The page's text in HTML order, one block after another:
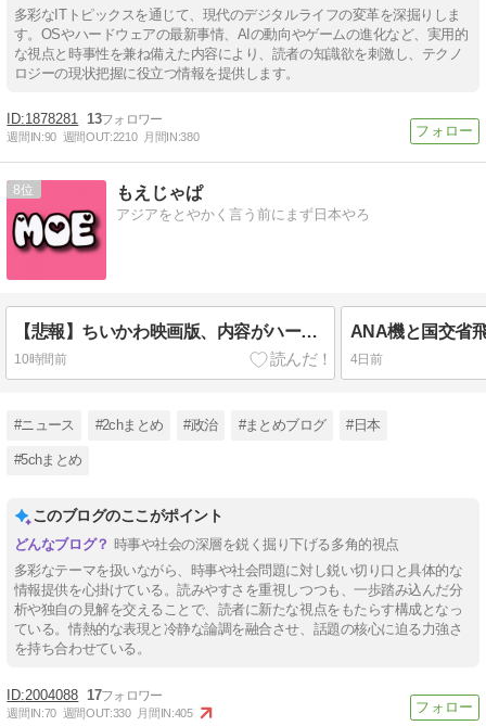
多彩なITトピックスを通じて、現代のデジタルライフの変革を深掘りしま
す。OSやハードウェアの最新事情、AIの動向やゲームの進化など、実用的
な視点と時事性を兼ね備えた内容により、読者の知識欲を刺激し、テクノ
ロジーの現状把握に役立つ情報を提供します。
1878281 13
週間IN:90 週間OUT:2210 月間IN:380
8 もえじゃぱ
アジアをとやかく言う前にまず日本やろ
【悲報】ちいかわ映画版、内容がハードすぎる
10時間前 4日前
#ニュース #2chまとめ #政治 #まとめブログ #日本
#5chまとめ
このブログのここがポイント
時事や社会の深層を鋭く掘り下げる多角的視点
多彩なテーマを扱いながら、時事や社会問題に対し鋭い切り口と具体的な
情報提供を心掛けている。読みやすさを重視しつつも、一歩踏み込んだ分
析や独自の見解を交えることで、読者に新たな視点をもたらす構成となっ
ている。情熱的な表現と冷静な論調を融合させ、話題の核心に迫る力強さ
を持ち合わせている。
2004088 17
週間IN:70 週間OUT:330 月間IN:405